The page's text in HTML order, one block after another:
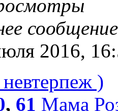
2016,
)
, 61 Мама